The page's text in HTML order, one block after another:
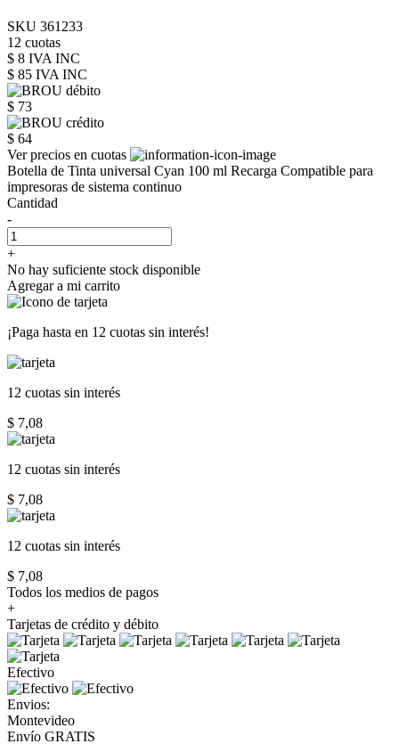
SKU 361233
12 cuotas
$ 8 IVA INC
$ 85 IVA INC
$ 73
$ 64
Ver precios en cuotas
Botella de Tinta universal Cyan 100 ml Recarga Compatible para
impresoras de sistema continuo
Cantidad
-
+
No hay suficiente stock disponible
Agregar a mi carrito
¡Paga hasta en 12 cuotas sin interés!
12 cuotas sin interés
$ 7,08
12 cuotas sin interés
$ 7,08
12 cuotas sin interés
$ 7,08
Todos los medios de pagos
+
Tarjetas de crédito y débito
Efectivo
Envios:
Montevideo
Envío GRATIS